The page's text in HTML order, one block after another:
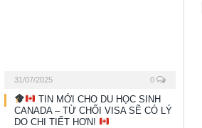
31/07/2025 0
TIN MỚI CHO DU HỌC SINH
CANADA – TỪ CHỐI VISA SẼ CÓ LÝ
DO CHI TIẾT HƠN!